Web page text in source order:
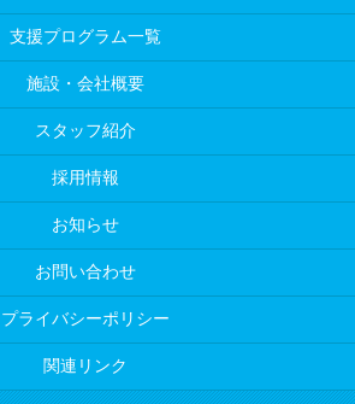
支援プログラム一覧
施設・会社概要
スタッフ紹介
採用情報
お知らせ
お問い合わせ
プライバシーポリシー
関連リンク